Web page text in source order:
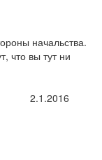
начальства.
что вы тут ни
2.1.2016